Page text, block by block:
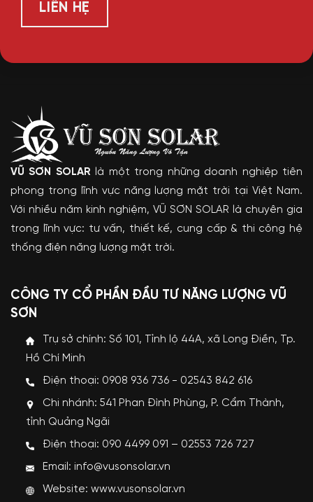
LIÊN HỆ
VŨ SƠN SOLAR là một trong những doanh nghiệp tiên
phong trong lĩnh vực năng lượng mặt trời tại Việt Nam.
Với nhiều năm kinh nghiệm, VŨ SƠN SOLAR là chuyên gia
trong lĩnh vực: tư vấn, thiết kế, cung cấp & thi công hệ
thống điện năng lượng mặt trời.
CÔNG TY CỔ PHẦN ĐẦU TƯ NĂNG LƯỢNG VŨ
SƠN
Trụ sở chính: Số 101, Tỉnh lộ 44A, xã Long Điền, Tp.
Hồ Chí Minh
Điện thoại: 0908 936 736 - 02543 842 616
Chi nhánh: 541 Phan Đình Phùng, P. Cẩm Thành,
tỉnh Quảng Ngãi
Điện thoại: 090 4499 091 – 02553 726 727
Email: info@vusonsolar.vn
Website:www.vusonsolar.vn